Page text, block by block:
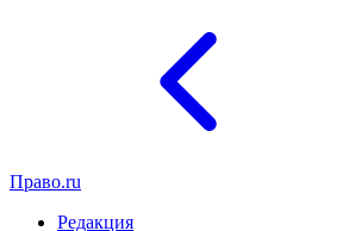
Право.ru
Редакция